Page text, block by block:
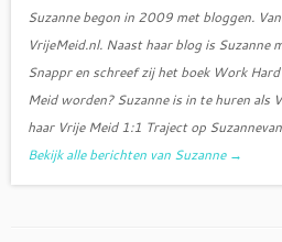
Suzanne begon in 2009 met bloggen.
VrijeMeid.nl. Naast haar blog is Suzanne
Snappr en schreef zij het boek Work
Meid worden? Suzanne is in te huren als
haar Vrije Meid 1:1 Traject op
Bekijk alle berichten van Suzanne →